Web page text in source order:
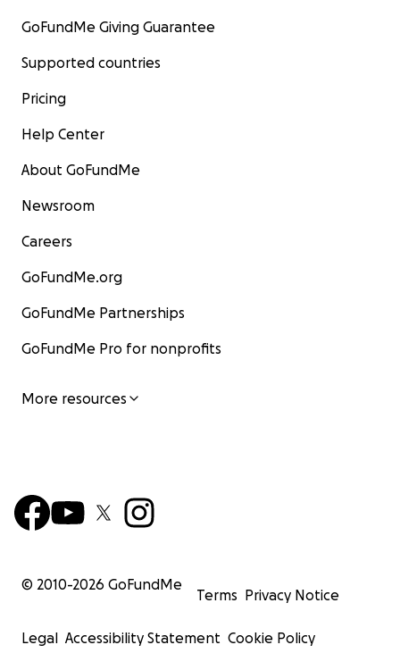
GoFundMe Giving Guarantee
Supported countries
Pricing
Help Center
About GoFundMe
Newsroom
Careers
GoFundMe.org
GoFundMe Partnerships
GoFundMe Pro for nonprofits
More resources
© 2010-2026 GoFundMe
Terms Privacy Notice
Legal Accessibility Statement Cookie Policy